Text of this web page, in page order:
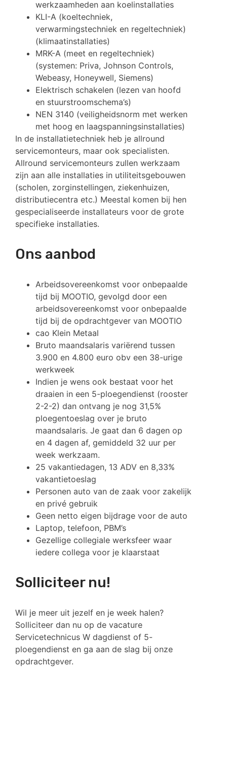
werkzaamheden aan koelinstallaties
KLI-A (koeltechniek,
verwarmingstechniek en regeltechniek)
(klimaatinstallaties)
MRK-A (meet en regeltechniek)
(systemen: Priva, Johnson Controls,
Webeasy, Honeywell, Siemens)
Elektrisch schakelen (lezen van hoofd
en stuurstroomschema’s)
NEN 3140 (veiligheidsnorm met werken
met hoog en laagspanningsinstallaties)
In de installatietechniek heb je allround
servicemonteurs, maar ook specialisten.
Allround servicemonteurs zullen werkzaam
zijn aan alle installaties in utiliteitsgebouwen
(scholen, zorginstellingen, ziekenhuizen,
distributiecentra etc.) Meestal komen bij hen
gespecialiseerde installateurs voor de grote
specifieke installaties.
Ons aanbod
Arbeidsovereenkomst voor onbepaalde
tijd bij MOOTIO, gevolgd door een
arbeidsovereenkomst voor onbepaalde
tijd bij de opdrachtgever van MOOTIO
cao Klein Metaal
Bruto maandsalaris variërend tussen
3.900 en 4.800 euro obv een 38-urige
werkweek
Indien je wens ook bestaat voor het
draaien in een 5-ploegendienst (rooster
2-2-2) dan ontvang je nog 31,5%
ploegentoeslag over je bruto
maandsalaris. Je gaat dan 6 dagen op
en 4 dagen af, gemiddeld 32 uur per
week werkzaam.
25 vakantiedagen, 13 ADV en 8,33%
vakantietoeslag
Personen auto van de zaak voor zakelijk
en privé gebruik
Geen netto eigen bijdrage voor de auto
Laptop, telefoon, PBM’s
Gezellige collegiale werksfeer waar
iedere collega voor je klaarstaat
Solliciteer nu!
Wil je meer uit jezelf en je week halen?
Solliciteer dan nu op de vacature
Servicetechnicus W dagdienst of 5-
ploegendienst en ga aan de slag bij onze
opdrachtgever.